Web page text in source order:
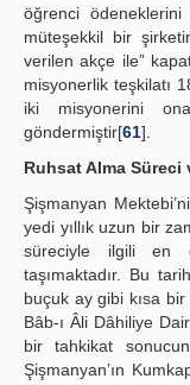
öğrenci ödeneklerini
müteşekkil bir
verilen akçe ile”
misyonerlik teşkilatı
iki misyonerini
göndermiştir[61].
Ruhsat Alma Süreci
Şişmanyan
yedi yıllık uzun bir
süreciyle ilgili en
taşımaktadır. Bu
buçuk ay gibi kısa
Bâb-ı Âli Dâhiliye
bir tahkikat
Şişmanyan’ın